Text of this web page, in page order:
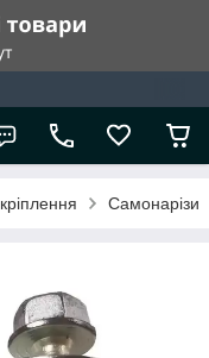
Самонарізи